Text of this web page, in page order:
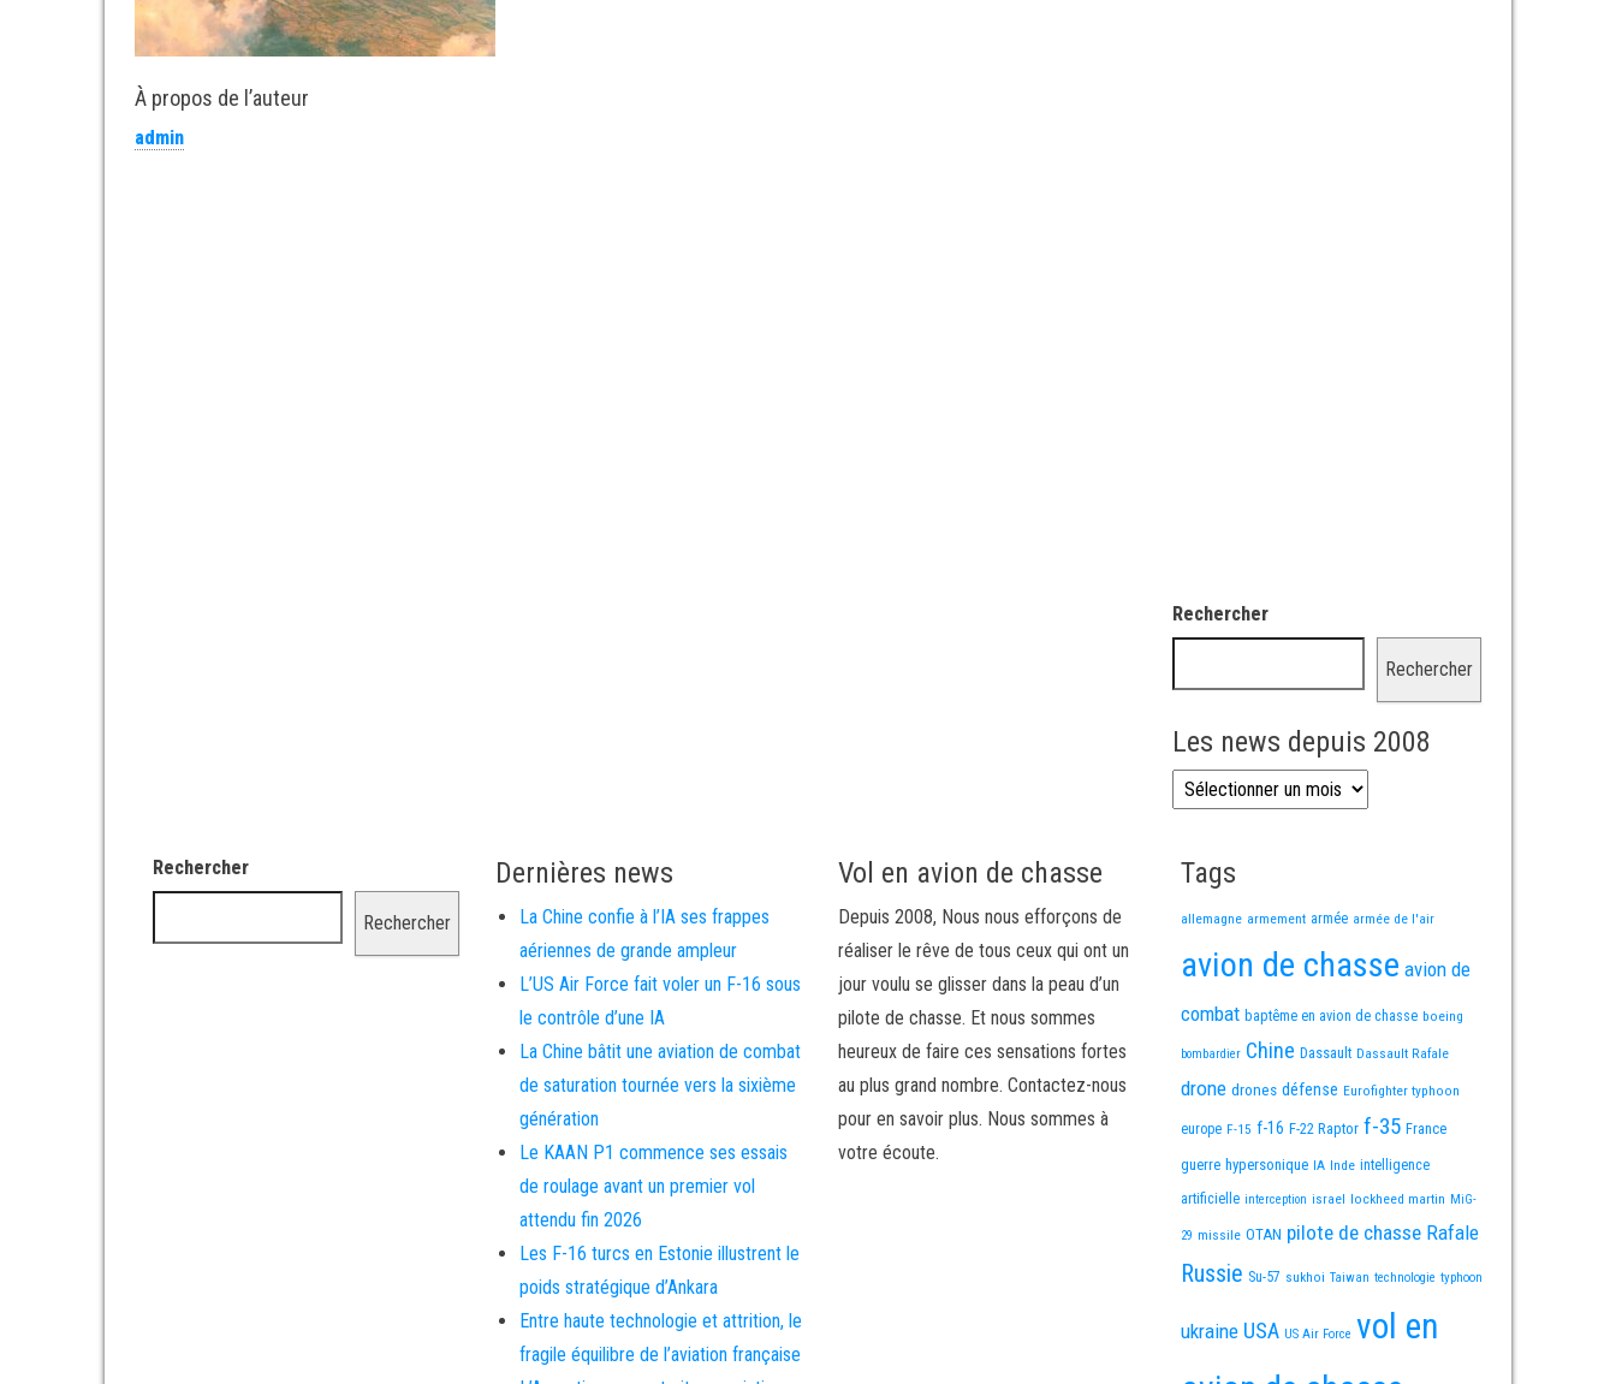
À propos de l’auteur
admin
Rechercher
Rechercher
Les news depuis 2008
Les news depuis 2008
Rechercher
Rechercher
Dernières news
La Chine confie à l’IA ses frappes
aériennes de grande ampleur
L’US Air Force fait voler un F-16 sous
le contrôle d’une IA
La Chine bâtit une aviation de combat
de saturation tournée vers la sixième
génération
Le KAAN P1 commence ses essais
de roulage avant un premier vol
attendu fin 2026
Les F-16 turcs en Estonie illustrent le
poids stratégique d’Ankara
Entre haute technologie et attrition, le
fragile équilibre de l’aviation française
Vol en avion de chasse
Depuis 2008, Nous nous efforçons de
réaliser le rêve de tous ceux qui ont un
jour voulu se glisser dans la peau d’un
pilote de chasse. Et nous sommes
heureux de faire ces sensations fortes
au plus grand nombre. Contactez-nous
pour en savoir plus. Nous sommes à
votre écoute.
Tags
allemagne armement armée armée de l'air
avion de chasse avion de
combat baptême en avion de chasse boeing
bombardier Chine Dassault Dassault Rafale
drone drones défense Eurofighter typhoon
europe F-15 f-16 F-22 Raptor f-35 France
guerre hypersonique IA Inde intelligence
artificielle interception israel lockheed martin MiG-
29 missile OTAN pilote de chasse Rafale
Russie Su-57 sukhoi Taiwan technologie typhoon
ukraine USA US Air Force vol en